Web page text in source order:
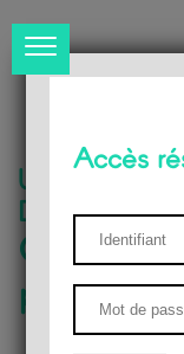
Université de
Département
Centre de
Accès